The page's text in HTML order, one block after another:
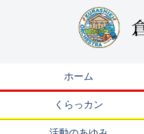
ホーム
くらっカン